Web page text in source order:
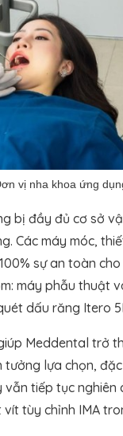
vị nha khoa ứng
bị đầy đủ cơ sở
Các máy móc,
sự an toàn
máy phẫu thuật
dấu răng Itero
Meddental trở
lựa chọn,
tiếp tục
tùy chỉnh IMA